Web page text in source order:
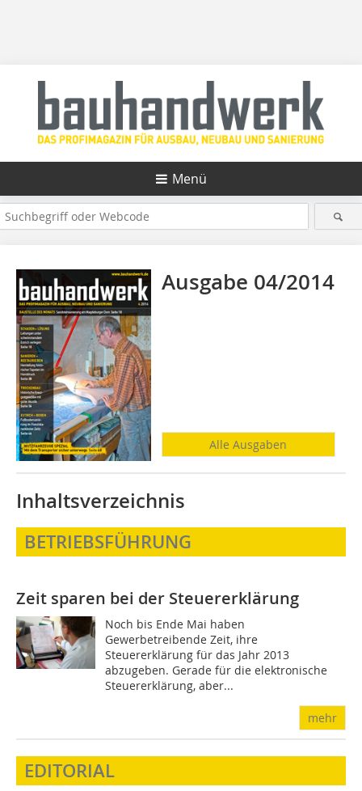
Menü
Ausgabe 04/2014
Alle Ausgaben
Inhaltsverzeichnis
BETRIEBSFÜHRUNG
Zeit sparen bei der Steuererklärung
Noch bis Ende Mai haben
Gewerbetreibende Zeit, ihre
Steuererklärung für das Jahr 2013
abzugeben. Gerade für die elektronische
Steuererklärung, aber...
mehr
EDITORIAL